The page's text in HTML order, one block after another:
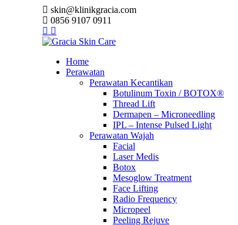
skin@klinikgracia.com
0856 9107 0911
Home
Perawatan
Perawatan Kecantikan
Botulinum Toxin / BOTOX®
Thread Lift
Dermapen – Microneedling
IPL – Intense Pulsed Light
Perawatan Wajah
Facial
Laser Medis
Botox
Mesoglow Treatment
Face Lifting
Radio Frequency
Micropeel
Peeling Rejuve